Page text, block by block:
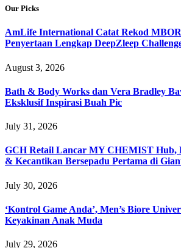
Our Picks
AmLife International Catat Rekod
Penyertaan Lengkap DeepZleep
August 3, 2026
Bath & Body Works dan Vera Bradley
Eksklusif Inspirasi Buah Pic
July 31, 2026
GCH Retail Lancar MY CHEMIST Hub,
& Kecantikan Bersepadu Pertama di
July 30, 2026
‘Kontrol Game Anda’, Men’s Biore
Keyakinan Anak Muda
July 29, 2026